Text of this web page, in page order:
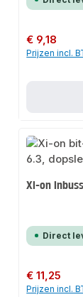
Normale prijs:
€ 9,18
Prijzen incl.
Xi-on
Direct
Normale prijs:
€ 11,25
Prijzen incl.